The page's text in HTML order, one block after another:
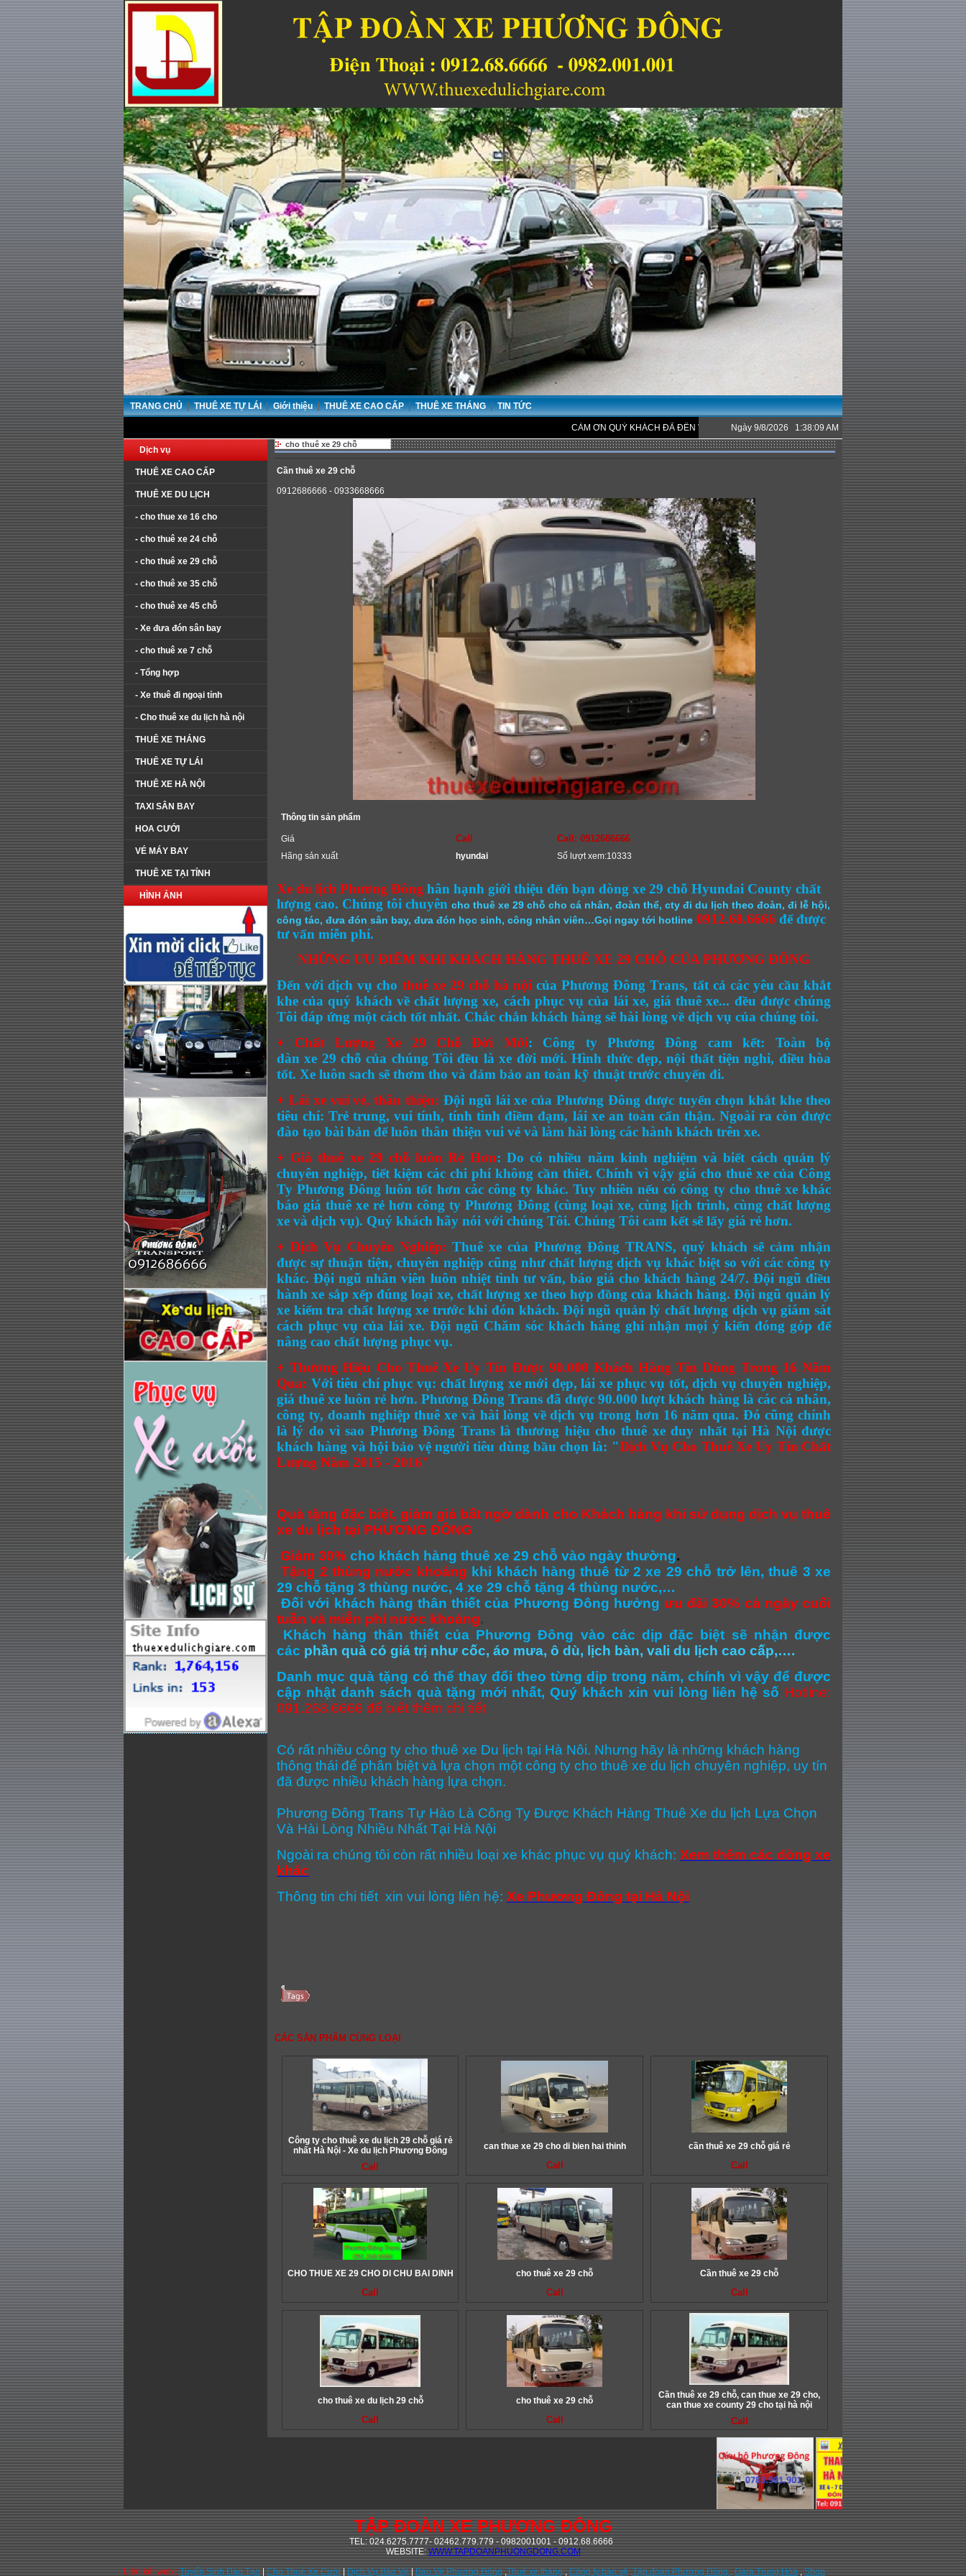
TRANG CHỦ | THUÊ XE TỰ LÁI | Giới thiệu | THUÊ XE CAO CẤP | THUÊ XE THÁNG | TIN TỨC
CẢM ƠN QUÝ KHÁCH ĐÃ ĐẾN VỚI CÔNG TY CHÚNG TÔI.Ngày 9/8/2026 1:38:09 AM
Dịch vụ
THUÊ XE CAO CẤP
THUÊ XE DU LỊCH
- cho thue xe 16 cho
- cho thuê xe 24 chỗ
- cho thuê xe 29 chỗ
- cho thuê xe 35 chỗ
- cho thuê xe 45 chỗ
- Xe đưa đón sân bay
- cho thuê xe 7 chỗ
- Tổng hợp
- Xe thuê đi ngoại tỉnh
- Cho thuê xe du lịch hà nội
THUÊ XE THÁNG
THUÊ XE TỰ LÁI
THUÊ XE HÀ NỘI
TAXI SÂN BAY
HOA CƯỚI
VÉ MÁY BAY
THUÊ XE TẠI TỈNH
HÌNH ẢNH
cho thuê xe 29 chỗ
Cần thuê xe 29 chỗ
0912686666 - 0933668666
Thông tin sản phẩm
Giá Call Call: 0912686666
Hãng sản xuất hyundai Số lượt xem:10333
Xe du lịch Phương Đông hân hạnh giới thiệu đến bạn dòng xe 29 chỗ Hyundai County chất
lượng cao. Chúng tôi chuyên cho thuê xe 29 chỗ cho cá nhân, đoàn thể, cty đi du lịch theo đoàn, đi lễ hội,
công tác, đưa đón sân bay, đưa đón học sinh, công nhân viên…Gọi ngay tới hotline 0912.68.6666 để được
tư vấn miễn phí.
NHỮNG ƯU ĐIỂM KHI KHÁCH HÀNG THUÊ XE 29 CHỖ CỦA PHƯƠNG ĐÔNG
Đến với dịch vụ cho thuê xe 29 chỗ hà nội của Phương Đông Trans, tất cả các yêu cầu khắt
khe của quý khách về chất lượng xe, cách phục vụ của lái xe, giá thuê xe... đều được chúng
Tôi đáp ứng một cách tốt nhất. Chắc chắn khách hàng sẽ hài lòng về dịch vụ của chúng tôi.
+ Chất Lượng Xe 29 Chỗ Đời Mới: Công ty Phương Đông cam kết: Toàn bộ
dànxe 29 chỗ của chúng Tôi đều là xe đời mới.Hình thức đẹp, nội thất tiện nghi, điều hòa
tốt. Xe luôn sach sẽ thơm tho và đảm bảo an toàn kỹ thuật trước chuyến đi.
+ Lái xe vui vẻ, thân thiện: Đội ngũ lái xe của Phương Đông được tuyển chọn khắt khe theo
tiêu chí: Trẻ trung, vui tính, tính tình điềm đạm, lái xe an toàn cẩn thận. Ngoài ra còn được
đào tạo bài bản để luôn thân thiện vui vẻ và làm hài lòng các hành khách trên xe.
+ Giá thuê xe 29 chỗ luôn Rẻ Hơn: Do có nhiều năm kinh nghiệm và biết cách quản lý
chuyên nghiệp, tiết kiệm các chi phí không cần thiết. Chính vì vậy giá cho thuê xe của Công
Ty Phương Đông luôn tốt hơn các công ty khác. Tuy nhiên nếu có công ty cho thuê xe khác
báo giá thuê xe rẻ hơn công ty Phương Đông (cùng loại xe, cùng lịch trình, cùng chất lượng
xe và dịch vụ). Quý khách hãy nói với chúng Tôi. Chúng Tôi cam kết sẽ lấy giá rẻ hơn.
+ Dịch Vụ Chuyên Nghiệp: Thuê xe của Phương Đông TRANS, quý khách sẽ cảm nhận
được sự thuận tiện, chuyên nghiệp cũng như chất lượng dịch vụ khác biệt so với các công ty
khác. Đội ngũ nhân viên luôn nhiệt tình tư vấn, báo giá cho khách hàng 24/7. Đội ngũ điều
hành xe sắp xếp đúng loại xe, chất lượng xe theo hợp đồng của khách hàng. Đội ngũ quản lý
xe kiểm tra chất lượng xe trước khi đón khách. Đội ngũ quản lý chất lượng dịch vụ giám sát
cách phục vụ của lái xe. Đội ngũ Chăm sóc khách hàng ghi nhận mọi ý kiến đóng góp để
nâng cao chất lượng phục vụ.
+ Thương Hiệu Cho Thuê Xe Uy Tín Được 90.000 Khách Hàng Tin Dùng Trong 16 Năm
Qua: Với tiêu chí phục vụ: chất lượng xe mới đẹp, lái xe phục vụ tốt, dịch vụ chuyên nghiệp,
giá thuê xe luôn rẻ hơn. Phương Đông Trans đã được90.000 lượt khách hàng là các cá nhân,
công ty, doanh nghiệp thuê xe và hài lòng về dịch vụ trong hơn 16 năm qua. Đó cũng chính
là lý do vì sao Phương Đông Trans là thương hiệu cho thuê xe duy nhất tại Hà Nội được
khách hàng và hội bảo vệ người tiêu dùng bầu chọn là: "Dịch Vụ Cho Thuê Xe Uy Tín Chất
Lượng Năm 2015 - 2016"
Quà tặng đặc biệt, giảm giá bất ngờ dành cho Khách hàng khi sử dụng dịch vụ thuê
xe du lịch tại PHƯƠNG ĐÔNG
Giảm 30% cho khách hàng thuê xe 29 chỗ vào ngày thường.
Tặng 2 thùng nước khoáng khi khách hàng thuê từ 2 xe 29 chỗ trở lên, thuê 3 xe
29 chỗ tặng 3 thùng nước, 4 xe 29 chỗ tặng 4 thùng nước,…
Đối với khách hàng thân thiết của Phương Đông hưởng ưu đãi 30% cả ngày cuối
tuần và miễn phí nước khoáng
Khách hàng thân thiết của Phương Đông vào các dịp đặc biệt sẽ nhận được
các phần quà có giá trị như cốc, áo mưa, ô dù, lịch bàn, vali du lịch cao cấp,….
Danh mục quà tặng có thể thay đổi theo từng dịp trong năm, chính vì vậy để được
cập nhật danh sách quà tặng mới nhất, Quý khách xin vui lòng liên hệ số Hotline:
091.268.6666 để biết thêm chi tiết
Có rất nhiều công ty cho thuê xe Du lịch tại Hà Nôi. Nhưng hãy là những khách hàng
thông thái để phân biệt và lựa chọn một công ty cho thuê xe du lịch chuyên nghiệp, uy tín
đã được nhiều khách hàng lựa chọn.
Phương Đông Trans Tự Hào Là Công Ty Được Khách Hàng Thuê Xe du lịch Lựa Chọn
Và Hài Lòng Nhiều Nhất Tại Hà Nội
Ngoài ra chúng tôi còn rất nhiều loại xe khác phục vụ quý khách: Xem thêm các dòng xe
khác
Thông tin chi tiết xin vui lòng liên hệ: Xe Phương Đông tại Hà Nội
CÁC SẢN PHẨM CÙNG LOẠI
Công ty cho thuê xe du lịch 29 chỗ giá rẻ
nhất Hà Nội - Xe du lịch Phương Đông
Call
can thue xe 29 cho di bien hai thinh
Call
cần thuê xe 29 chỗ giá rẻ
Call
CHO THUE XE 29 CHO DI CHU BAI DINH
Call
cho thuê xe 29 chỗ
Call
Cần thuê xe 29 chỗ
Call
cho thuê xe du lịch 29 chỗ
Call
cho thuê xe 29 chỗ
Call
Cần thuê xe 29 chỗ, can thue xe 29 cho,
can thue xe county 29 cho tại hà nội
Call
TẬP ĐOÀN XE PHƯƠNG ĐÔNG
TEL: 024.6275.7777- 02462.779.779 - 0982001001 - 0912.68.6666
WEBSITE: WWW.TAPDOANPHUONGDONG.COM
Liên kết web : Tuyển Sinh Đào Tạo Cho Thuê Xe Cưới Dịch Vụ Bảo Vệ Bảo Vệ Phương Đông ,Thuê xe tháng , Công ty bảo vệ ,Tập đoàn Phương Đông , Gara Trung Hòa , Shop